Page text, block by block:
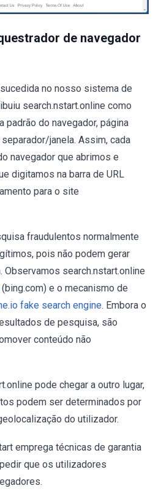
de navegador
no nosso sistema de
search.nstart.online como
do navegador, página
janela. Assim, cada
navegador que abrimos e
digitamos na barra de URL
para o site
fraudulentos normalmente
pois não podem gerar
search.nstart.online
(bing.com) e o mecanismo de
fake search engine. Embora o
de pesquisa, são
conteúdo não
pode chegar a outro lugar,
podem ser determinados por
do utilizador.
emprega técnicas de garantia
que os utilizadores